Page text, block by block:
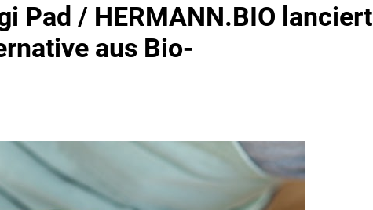
Pad / HERMANN.BIO lanciert
aus Bio-